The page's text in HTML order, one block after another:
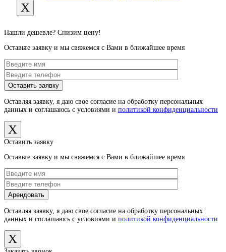
X
Нашли дешевле? Снизим цену!
Оставьте заявку и мы свяжемся с Вами в ближайшее время
Оставляя заявку, я даю свое согласие на обработку персональных
данных и соглашаюсь с условиями и политикой конфиденциальности
X
Оставить заявку
Оставьте заявку и мы свяжемся с Вами в ближайшее время
Оставляя заявку, я даю свое согласие на обработку персональных
данных и соглашаюсь с условиями и политикой конфиденциальности
X